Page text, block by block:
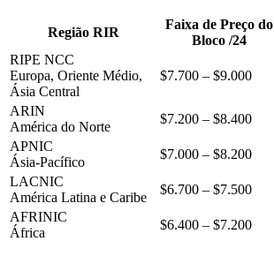
Região RIR
Faixa de Preço do
Bloco /24
RIPE NCC
Europa, Oriente Médio,
Ásia Central
$7.700 – $9.000
ARIN
América do Norte
$7.200 – $8.400
APNIC
Ásia-Pacífico
$7.000 – $8.200
LACNIC
América Latina e Caribe
$6.700 – $7.500
AFRINIC
África
$6.400 – $7.200